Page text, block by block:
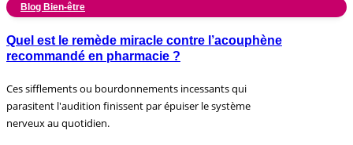
Blog Bien-être
Quel est le remède miracle contre l’acouphène
recommandé en pharmacie ?
Ces sifflements ou bourdonnements incessants qui
parasitent l'audition finissent par épuiser le système
nerveux au quotidien.